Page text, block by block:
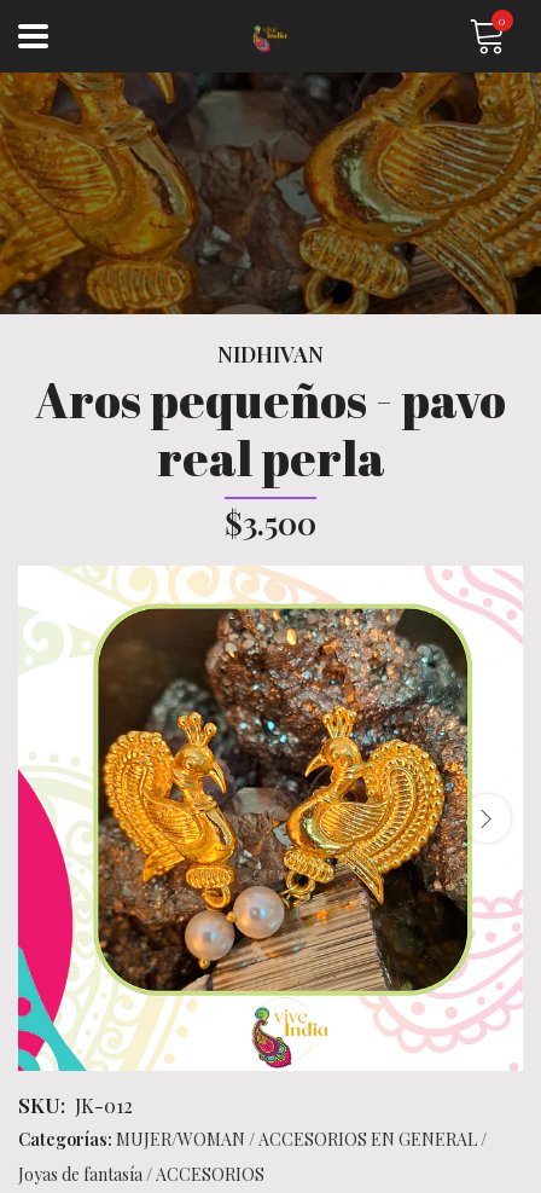
0
NIDHIVAN
Aros pequeños - pavo
real perla
$3.500
SKU: JK-012
Categorías: MUJER/WOMAN /ACCESORIOS EN GENERAL/
Joyas de fantasía/ACCESORIOS